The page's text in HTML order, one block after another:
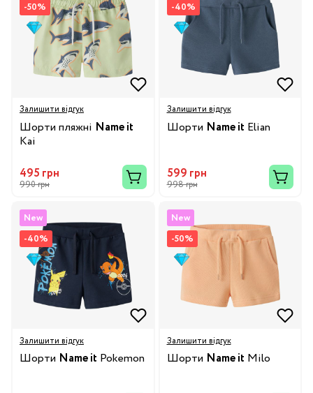
-50%
Залишити відгук
Шорти пляжні Name it
Kai
495 грн
990 грн
-40%
Залишити відгук
Шорти Name it Elian
599 грн
998 грн
New
-40%
Залишити відгук
Шорти Name it Pokemon
New
-50%
Залишити відгук
Шорти Name it Milo